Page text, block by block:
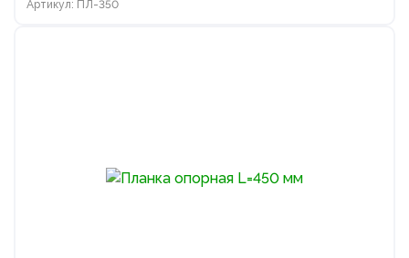
Артикул: ПЛ-350